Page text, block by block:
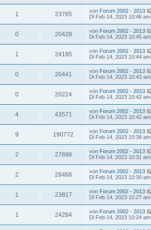
1 23765 von Forum 2002 - 2013
Di Feb 14, 2023 10:46 am
0 20428 von Forum 2002 - 2013
Di Feb 14, 2023 10:45 am
1 24185 von Forum 2002 - 2013
Di Feb 14, 2023 10:44 am
0 20441 von Forum 2002 - 2013
Di Feb 14, 2023 10:43 am
0 20224 von Forum 2002 - 2013
Di Feb 14, 2023 10:42 am
4 43571 von Forum 2002 - 2013
Di Feb 14, 2023 10:42 am
9 190772 von Forum 2002 - 2013
Di Feb 14, 2023 10:38 am
2 27688 von Forum 2002 - 2013
Di Feb 14, 2023 10:31 am
2 28466 von Forum 2002 - 2013
Di Feb 14, 2023 10:30 am
1 23817 von Forum 2002 - 2013
Di Feb 14, 2023 10:27 am
1 24284 von Forum 2002 - 2013
Di Feb 14, 2023 10:24 am